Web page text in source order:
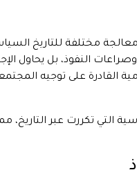
مختلفة للتاريخ
النفوذ، بل يحاول
القادرة على توجيه
التي تكررت عبر التاريخ،